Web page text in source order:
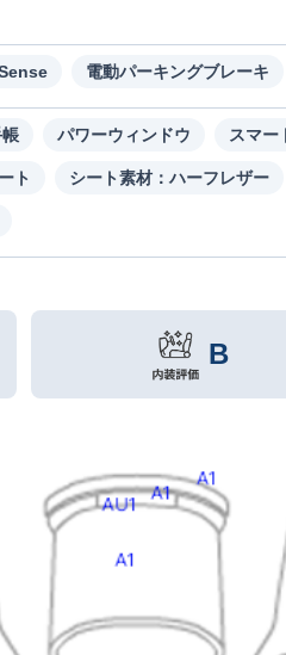
電動パーキングブレーキ
パワーウィンドウ スマー
ト シート素材：ハーフレザー
B